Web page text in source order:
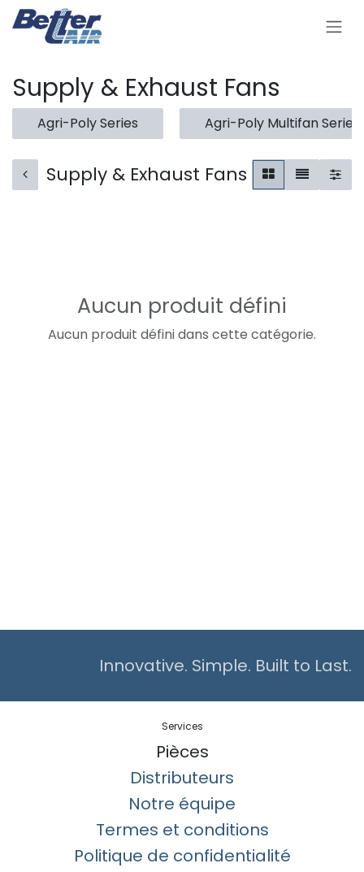
Se rendre au contenu
Supply & Exhaust Fans
Agri-Poly Series Agri-Poly Multifan Series
Supply & Exhaust Fans
Aucun produit défini
Aucun produit défini dans cette catégorie.
Innovative. Simple. Built to Last.
Services
Pièces
Distributeurs
Notre équipe
Termes et conditions
Politique de confidentialité